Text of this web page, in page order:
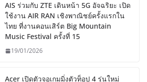
AIS ร่วมกับ ZTE เดินหน้า 5G อัจฉริยะ เปิด
ใช้งาน AIR RAN เชิงพาณิชย์ครั้งแรกใน
ไทย ที่งานคอนเสิร์ต Big Mountain
Music Festival ครั้งที่ 15
19/01/2026
Acer เปิดตัวจอเกมมิ่งตัวท็อป 4 รุ่นใหม่